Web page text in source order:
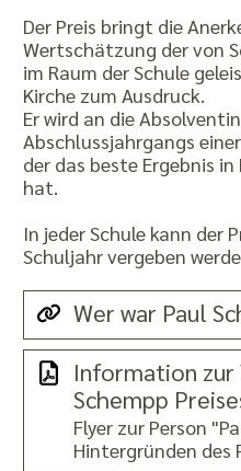
Der Preis bringt die
Wertschätzung der von
im Raum der Schule
Kirche zum Ausdruck.
Er wird an die
Abschlussjahrgangs
der das beste Ergebnis
hat.
In jeder Schule kann der
Schuljahr vergeben
Wer war Paul
Information zur
Schempp
Flyer zur Person
Hintergründen des